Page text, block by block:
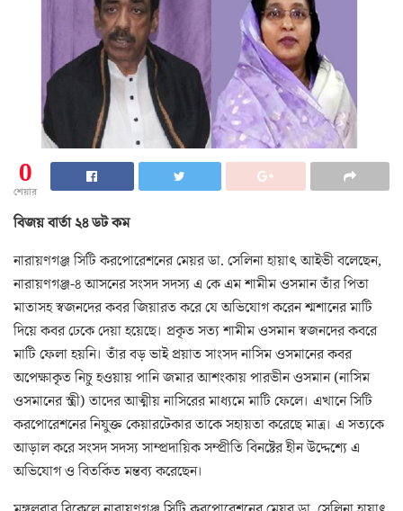
0
শেয়ার
বিজয় বার্তা ২৪ ডট কম
নারায়ণগঞ্জ সিটি করপোরেশনের মেয়র ডা. সেলিনা হায়াৎ আইভী বলেছেন,
নারায়ণগঞ্জ-৪ আসনের সংসদ সদস্য এ কে এম শামীম ওসমান তাঁর পিতা
মাতাসহ স্বজনদের কবর জিয়ারত করে যে অভিযোগ করেন শ্মশানের মাটি
দিয়ে কবর ঢেকে দেয়া হয়েছে। প্রকৃত সত্য শামীম ওসমান স্বজনদের কবরে
মাটি ফেলা হয়নি। তাঁর বড় ভাই প্রয়াত সাংসদ নাসিম ওসমানের কবর
অপেক্ষাকৃত নিচু হওয়ায় পানি জমার আশংকায় পারভীন ওসমান (নাসিম
ওসমানের স্ত্রী) তাদের আত্মীয় নাসিরের মাধ্যমে মাটি ফেলে। এখানে সিটি
করপোরেশনের নিযুক্ত কেয়ারটেকার তাকে সহায়তা করেছে মাত্র। এ সত্যকে
আড়াল করে সংসদ সদস্য সাম্প্রদায়িক সম্প্রীতি বিনষ্টের হীন উদ্দেশ্যে এ
অভিযোগ ও বিতর্কিত মন্তব্য করেছেন।